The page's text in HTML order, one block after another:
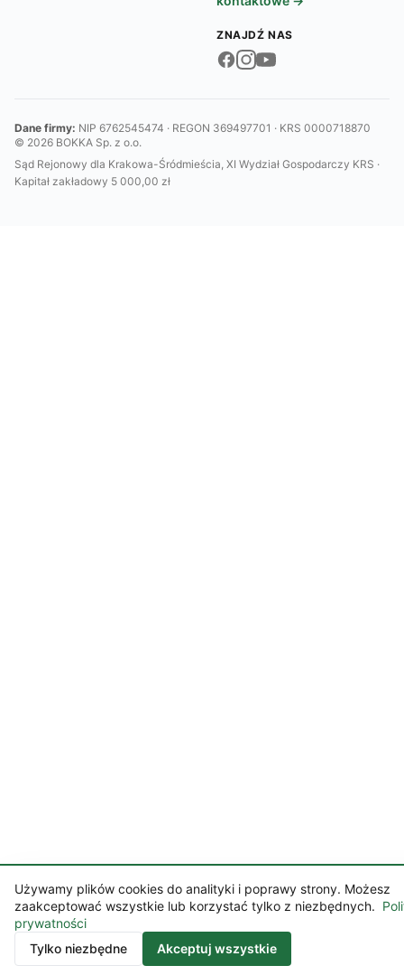
ZNAJDŹ NAS
Dane firmy: NIP 6762545474 · REGON 369497701 · KRS 0000718870
© 2026 BOKKA Sp. z o.o.
Sąd Rejonowy dla Krakowa-Śródmieścia, XI Wydział Gospodarczy KRS ·
Kapitał zakładowy 5 000,00 zł
Używamy plików cookies do analityki i poprawy strony. Możesz
zaakceptować wszystkie lub korzystać tylko z niezbędnych.
prywatności
Tylko niezbędne
Akceptuj wszystkie